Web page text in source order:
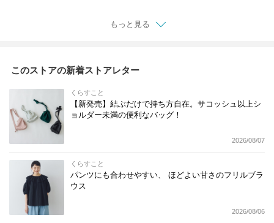
もっと見る
このストアの新着ストアレター
くらすこと
【新発売】結ぶだけで持ち方自在。サコッシュ以上シ
ョルダー未満の便利なバッグ！
2026/08/07
くらすこと
パンツにも合わせやすい、 ほどよい甘さのフリルブラ
ウス
2026/08/06